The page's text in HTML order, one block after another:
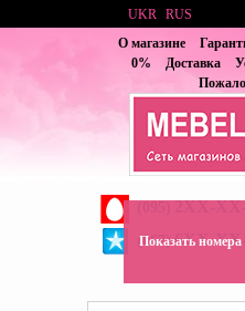
О магазине
0%
Доставка
2XX-
(067) 6XX-
Показать номера
UKR RUS